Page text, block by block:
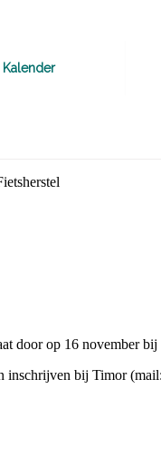
Kalender
door op 16 november
inschrijven bij Timor